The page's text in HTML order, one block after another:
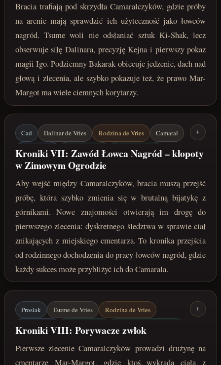
Bracia trafiają pod skrzydła Camaralczyków, gdzie próby
na arenie mają sprawdzić ich użyteczność jako łowców
nagród. Tsume woli nie odsłaniać sztuk Ki-Shak, lecz
obserwuje siłę Dalinara, precyzję Kejna i pierwszy pokaz
magii Igo. Podziemny Bakarak obiecuje jedzenie, dach nad
głową i zlecenia, ale szybko pokazuje też, że prawo Mar-
Margot ma wiele ciemnych korytarzy.
Cad Dalinar de Vries Rodzina de Vries
Camaral
Mar-Margot
Camaralczycy
Zimowy Ogród
Łowcy nagród
Cmentarze Mar-Margot
kwiecień 222 roku po Zaćmieniu
+
Kroniki VII: Zawód Łowca Nagród – kłopoty
w Zimowym Ogrodzie
Aby wejść między Camaralczyków, bracia muszą przejść
próbę, która szybko zmienia się w brutalną bijatykę z
górnikami. Nowe znajomości otwierają im drogę do
pierwszego zlecenia: dyskretnego śledztwa w sprawie ciał
znikających z miejskiego cmentarza. To kronika przejścia
od rodzinnego dochodzenia do pracy łowców nagród, gdzie
każdy sukces może przybliżyć ich do Camarala.
Prosiak Tsume de Vries
Rodzina de Vries
Mar-Margot
Camaralczycy
Cmentarze Mar-Margot
Śledztwo
kwiecień 222 roku po Zaćmieniu
+
Kroniki VIII: Porywacze zwłok
Pierwsze zlecenie Camaralczyków prowadzi drużynę na
cmentarze Mar-Margot, gdzie ktoś wykrada ciała z